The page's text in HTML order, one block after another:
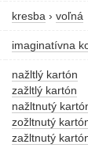
kresba › voľná
imaginatívna
nažltlý kartón
zažltlý kartón
nažltnutý
zožltnutý
zažltnutý